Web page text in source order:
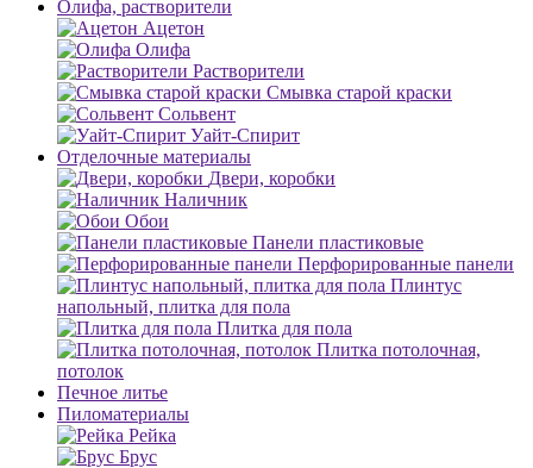
Олифа, растворители
Ацетон
Олифа
Растворители
Смывка старой краски
Сольвент
Уайт-Спирит
Отделочные материалы
Двери, коробки
Наличник
Обои
Панели пластиковые
Перфорированные панели
Плинтус
напольный, плитка для пола
Плитка для пола
Плитка потолочная,
потолок
Печное литье
Пиломатериалы
Рейка
Брус